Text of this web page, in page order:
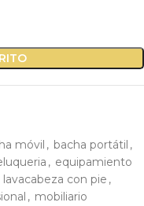
móvil , bacha portátil ,
, equipamiento
lavacabeza con pie ,
, mobiliario